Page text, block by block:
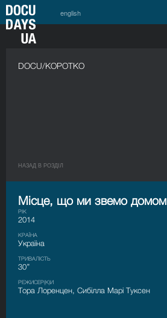
english
DOCU/КОРОТКО
НАЗАД В РОЗДIЛ
Місце, що ми звемо домом
РІК
2014
КРАЇНА
Україна
ТРИВАЛІСТЬ
30’’
РЕЖИСЕР(К)И
Тора Лоренцен, Сибілла Марі Туксен